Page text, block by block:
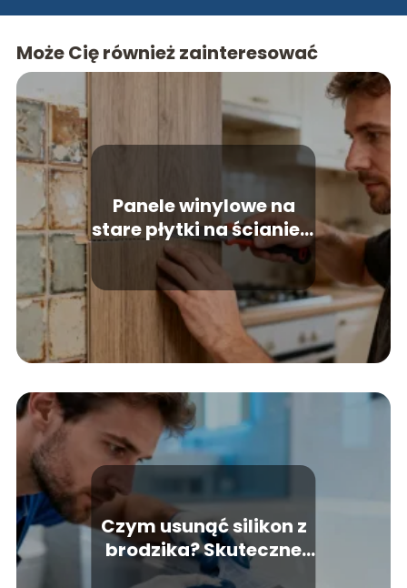
Może Cię również zainteresować
Panele winylowe na
stare płytki na ścianie –
jak je zamontować?
Czym usunąć silikon z
brodzika? Skuteczne
sposoby i porady